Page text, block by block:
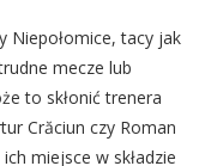
Niepołomice, tacy jak
mecze lub
to skłonić trenera
Crăciun czy Roman
miejsce w składzie